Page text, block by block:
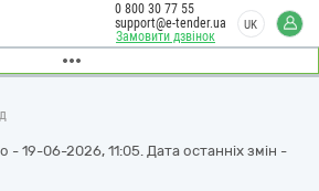
Замовити дзвінок
0 800 30 77 55
support@e-tender.ua
UK
19-06-2026, 11:05. Дата останніх змін -